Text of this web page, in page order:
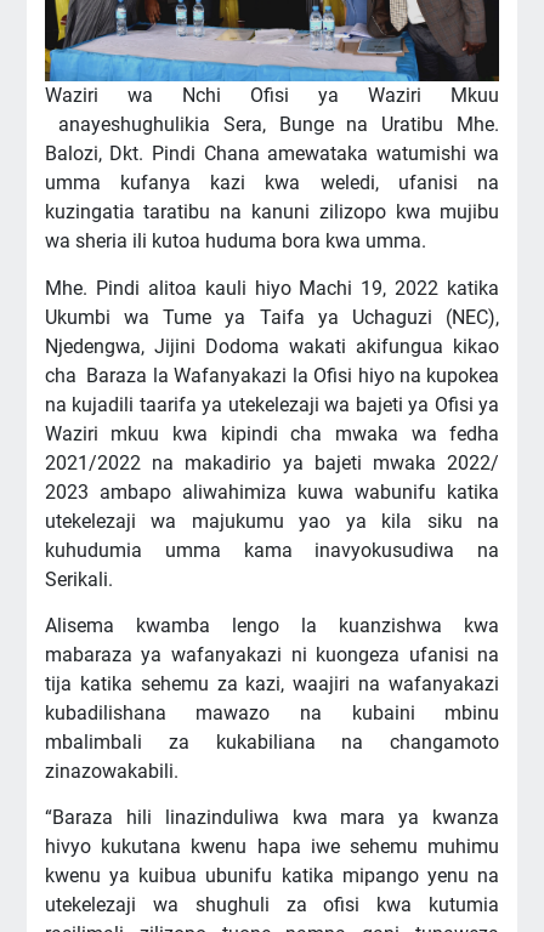
Waziri wa Nchi Ofisi ya Waziri Mkuu
anayeshughulikia Sera, Bunge na Uratibu Mhe.
Balozi, Dkt. Pindi Chana amewataka watumishi wa
umma kufanya kazi kwa weledi, ufanisi na
kuzingatia taratibu na kanuni zilizopo kwa mujibu
wa sheria ili kutoa huduma bora kwa umma.
Mhe. Pindi alitoa kauli hiyo Machi 19, 2022 katika
Ukumbi wa Tume ya Taifa ya Uchaguzi (NEC),
Njedengwa, Jijini Dodoma wakati akifungua kikao
cha Baraza la Wafanyakazi la Ofisi hiyo na kupokea
na kujadili taarifa ya utekelezaji wa bajeti ya Ofisi ya
Waziri mkuu kwa kipindi cha mwaka wa fedha
2021/2022 na makadirio ya bajeti mwaka 2022/
2023 ambapo aliwahimiza kuwa wabunifu katika
utekelezaji wa majukumu yao ya kila siku na
kuhudumia umma kama inavyokusudiwa na
Serikali.
Alisema kwamba lengo la kuanzishwa kwa
mabaraza ya wafanyakazi ni kuongeza ufanisi na
tija katika sehemu za kazi, waajiri na wafanyakazi
kubadilishana mawazo na kubaini mbinu
mbalimbali za kukabiliana na changamoto
zinazowakabili.
“Baraza hili linazinduliwa kwa mara ya kwanza
hivyo kukutana kwenu hapa iwe sehemu muhimu
kwenu ya kuibua ubunifu katika mipango yenu na
utekelezaji wa shughuli za ofisi kwa kutumia